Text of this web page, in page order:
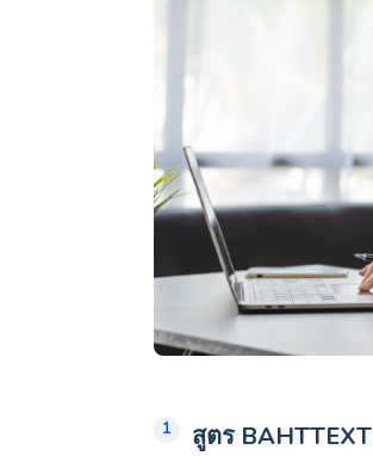
สูตร BAHTTEXT